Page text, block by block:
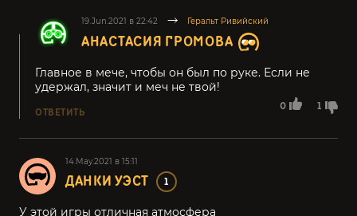
19.Jun.2021 в 22:42 Геральт Ривийский
АНАСТАСИЯ ГРОМОВА
0 1
Главное в мече, чтобы он был по руке. Если не
удержал, значит и меч не твой!
ОТВЕТИТЬ
14.May.2021 в 15:11
ДАНКИ УЭСТ 1
У этой игры отличная атмосфера